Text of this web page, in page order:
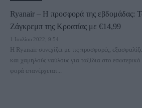
Ryanair – Η προσφορά της εβδομάδας:
Ζάγκρεμπ της Κροατίας με €14,99
1 Ιουλίου 2022, 9:54
Η Ryanair συνεχίζει με τις προσφορές,
και χαμηλούς ναύλους για ταξίδια στο εσωτερικό και
φορά επανέρχεται...